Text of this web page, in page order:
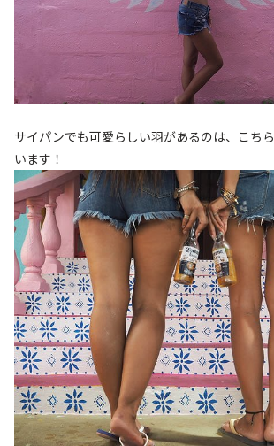
サイパンでも可愛らしい羽があるのは、こち
います！